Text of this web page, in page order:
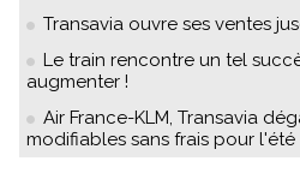
Transavia ouvre ses ventes
Le train rencontre un tel
augmenter !
Air France-KLM, Transavia
modifiables sans frais pour l'été